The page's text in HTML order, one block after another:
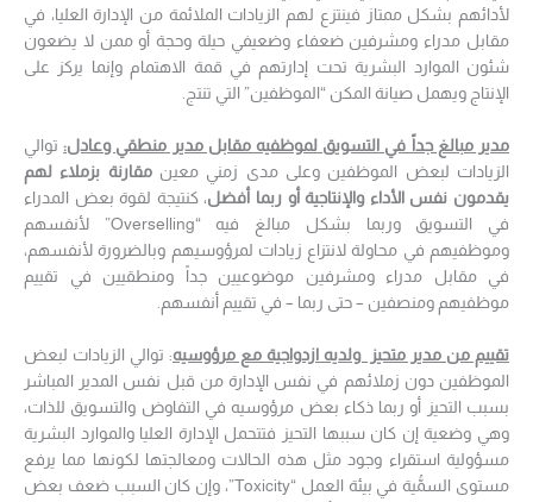
لأدائهم بشكل ممتاز فينتزع لهم الزيادات الملائمة من الإدارة العليا، في
مقابل مدراء ومشرفين ضعفاء وضعيفي حيلة وحجة أو ممن لا يضعون
شئون الموارد البشرية تحت إدارتهم في قمة الاهتمام وإنما يركز على
الإنتاج ويهمل صيانة المكن “الموظفين” التي تنتج.
مدير مبالغ جداً في التسويق لموظفيه مقابل مدير منطقي وعادل: توالي
الزيادات لبعض الموظفين وعلى مدى زمني معينمقارنة بزملاء لهم
يقدمون نفس الأداء والإنتاجية أو ربما أفضل، كنتيجة لقوة بعض المدراء
في التسويق وربما بشكل مبالغ فيه “Overselling” لأنفسهم
وموظفيهم في محاولة لانتزاع زيادات لمرؤوسيهم وبالضرورة لأنفسهم،
في مقابل مدراء ومشرفين موضوعيين جداً ومنطقيين في تقييم
موظفيهم ومنصفين – حتى ربما – في تقييم أنفسهم.
تقييم من مدير متحيز ولديه ازدواجية مع مرؤوسيه: توالي الزيادات لبعض
الموظفين دون زملائهم في نفس الإدارة من قبل نفس المدير المباشر
بسبب التحيز أو ربما ذكاء بعض مرؤوسيه في التفاوض والتسويق للذات،
وهي وضعية إن كان سببها التحيز فتتحمل الإدارة العليا والموارد البشرية
مسؤولية استقراء وجود مثل هذه الحالات ومعالجتها لكونها مما يرفع
مستوى السمُّية في بيئة العمل “Toxicity”، وإن كان السبب ضعف بعض